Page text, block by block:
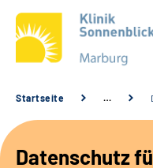
Unsere Klinik
Startseite …
Datenschutz